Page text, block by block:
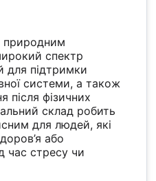
природним
спектр
для підтримки
системи, а також
після фізичних
склад робить
для людей, які
або
час стресу чи